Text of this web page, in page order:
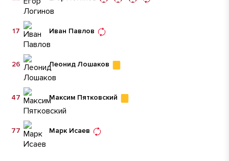
Иван Павлов
17
Леонид Лошаков
26
Максим Пятковский
47
Марк Исаев
77